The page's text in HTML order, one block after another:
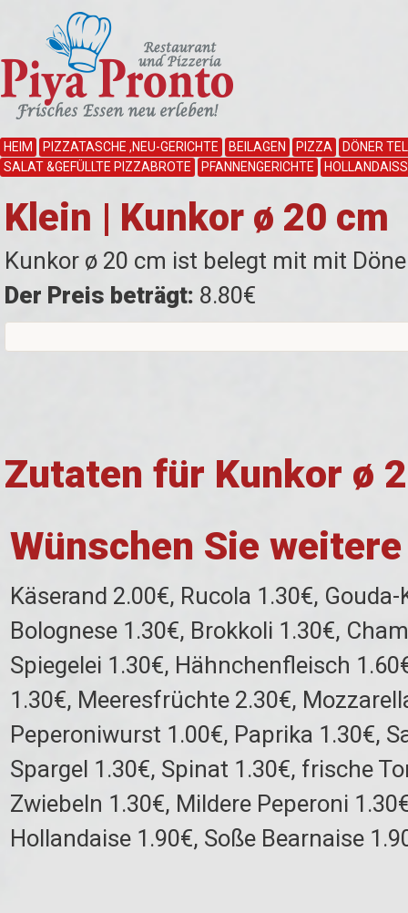
HEIM PIZZATASCHE ,NEU-GERICHTE BEILAGEN PIZZA
DÖNER
SALAT &GEFÜLLTE PIZZABROTE
PFANNENGERICHTE
Klein | Kunkor ø 20 cm
Kunkor ø 20 cm ist belegt mit mit
Der Preis beträgt: 8.80€
Zutaten für Kunkor ø
Wünschen Sie
Käserand 2.00€, Rucola 1.30€,
Bolognese 1.30€, Brokkoli 1.30€,
Spiegelei 1.30€, Hähnchenfleisch
1.30€, Meeresfrüchte 2.30€,
Peperoniwurst 1.00€, Paprika 1.30€,
Spargel 1.30€, Spinat 1.30€, frische
Zwiebeln 1.30€, Mildere Peperoni
Hollandaise 1.90€, Soße Bearnaise